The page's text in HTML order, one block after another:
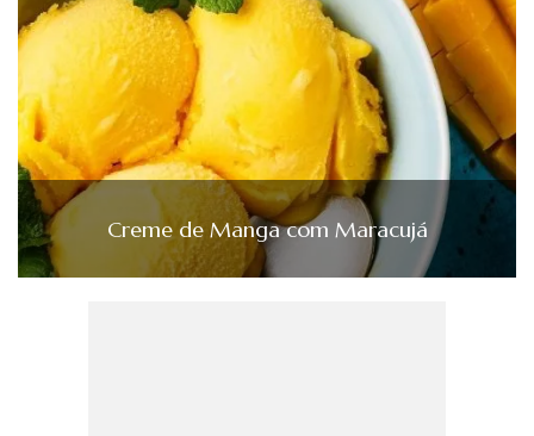
Creme de Manga com Maracujá